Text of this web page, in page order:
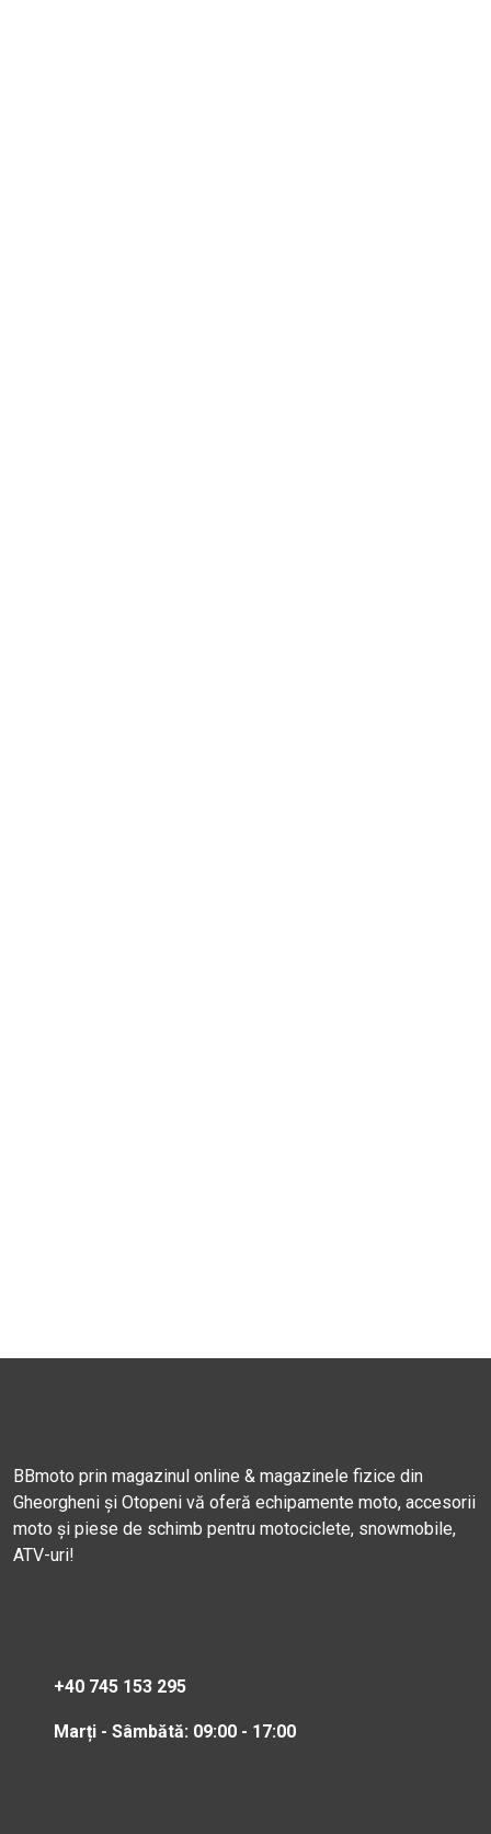
BBmoto prin magazinul online & magazinele fizice din
Gheorgheni și Otopeni vă oferă echipamente moto, accesorii
moto și piese de schimb pentru motociclete, snowmobile,
ATV-uri!
+40 745 153 295
Marți - Sâmbătă: 09:00 - 17:00